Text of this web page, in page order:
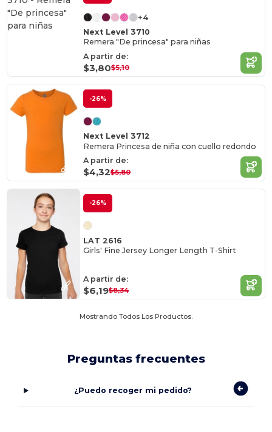
+4
Next Level 3710
Remera "De princesa" para niñas
A partir de:
$3,80$5,10
-26%
Next Level 3712
Remera Princesa de niña con cuello redondo
A partir de:
$4,32$5,80
-26%
LAT 2616
Girls' Fine Jersey Longer Length T-Shirt
A partir de:
$6,19$8,34
Mostrando Todos Los Productos.
Preguntas frecuentes
¿Puedo recoger mi pedido?